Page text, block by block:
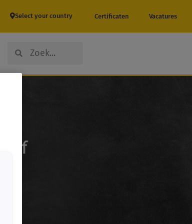
Select your country Certificaten Vacatures
SearchSearch